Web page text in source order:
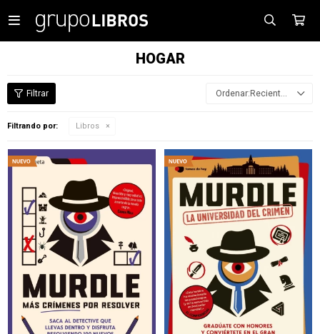

HOGAR
Recientes
Filtrando por: Libros